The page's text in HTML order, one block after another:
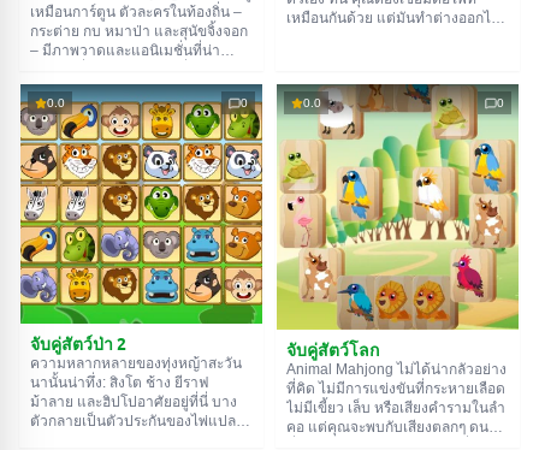
ค้นหาเกม
เหมือนการ์ตูน ตัวละครในท้องถิ่น –
กระต่าย กบ หมาป่า และสุนัขจิ้งจอก
– มีภาพวาดและแอนิเมชั่นที่น่า
ต้องส่งพวกมันไปเยี่ยมเยียนกัน เส้น
ทางที่เชื่อมต่อสัตว์ที่เหมือนกัน
สามารถมีความยาวเท่าใดก็ได้ แต่
ไม่ควรเลี้ยวเกินสามครั้ง
เหมือนกันด้วย แต่มันทำต่างออกไป
วางนักร้องขนนกในจุดที่ต้องการแล้ว
จับคู่พวกมัน
0.0 0
จับคู่สัตว์ป่า 2
ความหลากหลายของทุ่งหญ้าสะวัน
นานั้นน่าทึ่ง: สิงโต ช้าง ยีราฟ
ม้าลาย และฮิปโปอาศัยอยู่ที่นี่ บาง
ตัวกลายเป็นตัวประกันของไพ่แปลกๆ
0.0 0
จับคู่สัตว์โลก
Animal Mahjong ไม่ได้น่ากลัวอย่าง
ที่คิด ไม่มีการแข่งขันที่กระหายเลือด
ไม่มีเขี้ยว เล็บ หรือเสียงคำรามในลำ
คอ แต่คุณจะพบกับเสียงตลกๆ ดนตรี